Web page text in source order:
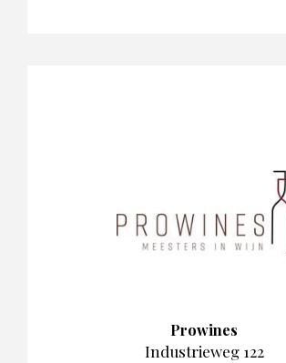
Prowines
Industrieweg 122